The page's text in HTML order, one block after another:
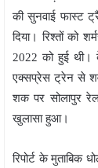
की सुनवाई फास्ट
दिया। रिश्तों को
2022 को हुई थी।
एक्सप्रेस ट्रेन से
शक पर सोलापुर
खुलासा हुआ।
रिपोर्ट के मुताबिक